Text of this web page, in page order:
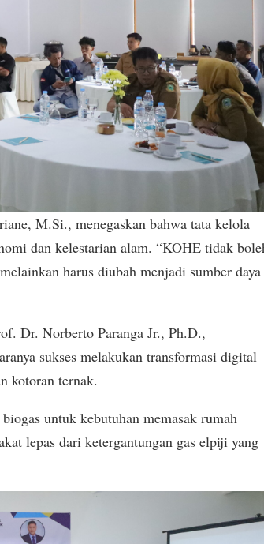
M.Si., menegaskan bahwa tata kelola
dan kelestarian alam. “KOHE tidak
harus diubah menjadi sumber daya
Dr. Norberto Paranga Jr., Ph.D.,
sukses melakukan transformasi digital
kotoran ternak.
untuk kebutuhan memasak rumah
lepas dari ketergantungan gas elpiji yang